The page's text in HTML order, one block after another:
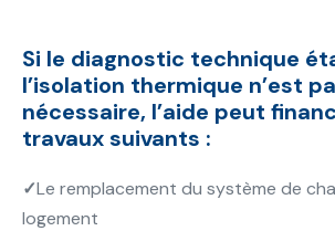
Si le diagnostic technique
l’isolation thermique n’est
nécessaire, l’aide peut
travaux suivants :
✓Le remplacement du système de
logement